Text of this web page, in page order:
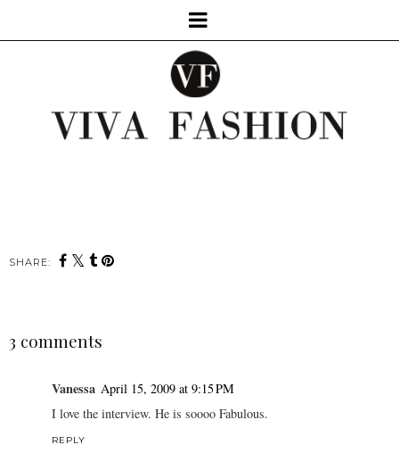
SHARE:
3 comments
Vanessa April 15, 2009 at 9:15 PM
I love the interview. He is soooo Fabulous.
REPLY